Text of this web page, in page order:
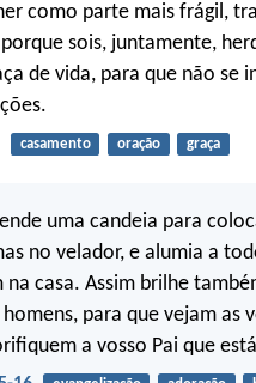
como parte mais frágil,
sois, juntamente,
de vida, para que não se
casamento oração graça
uma candeia para
no velador, e alumia a
casa. Assim brilhe
para que vejam as
a vosso Pai que